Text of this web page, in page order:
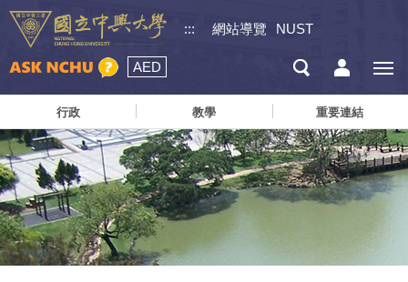
::: 網站導覽 NUST
AED
行政 教學 重要連結